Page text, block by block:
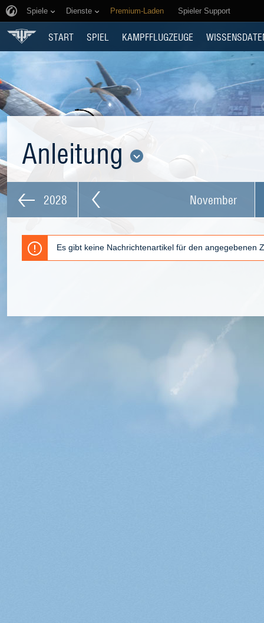
Spiele Dienste Premium-Laden Spieler Support
START SPIEL KAMPFFLUGZEUGE
Anleitung
2028 November
Es gibt keine Nachrichtenartikel für den angegebenen